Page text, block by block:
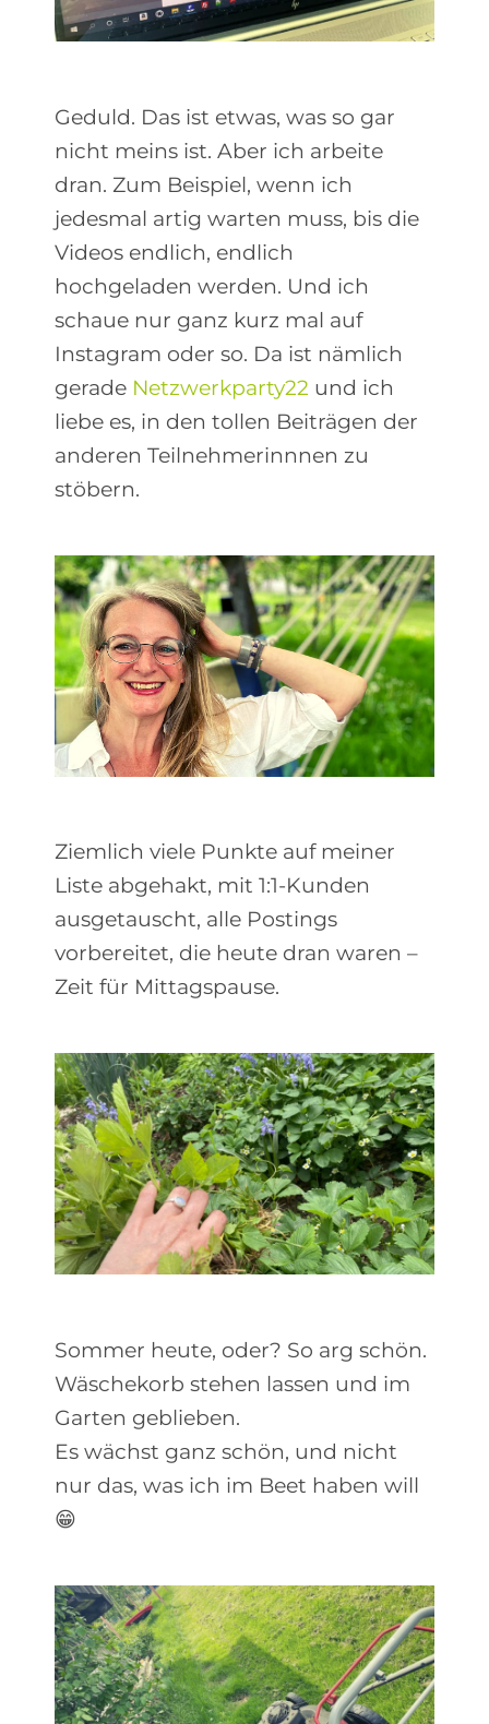
Geduld. Das ist etwas, was so gar
nicht meins ist. Aber ich arbeite
dran. Zum Beispiel, wenn ich
jedesmal artig warten muss, bis die
Videos endlich, endlich
hochgeladen werden. Und ich
schaue nur ganz kurz mal auf
Instagram oder so. Da ist nämlich
gerade Netzwerkparty22 und ich
liebe es, in den tollen Beiträgen der
anderen Teilnehmerinnnen zu
stöbern.
Ziemlich viele Punkte auf meiner
Liste abgehakt, mit 1:1-Kunden
ausgetauscht, alle Postings
vorbereitet, die heute dran waren –
Zeit für Mittagspause.
Sommer heute, oder? So arg schön.
Wäschekorb stehen lassen und im
Garten geblieben.
Es wächst ganz schön, und nicht
nur das, was ich im Beet haben will
😁